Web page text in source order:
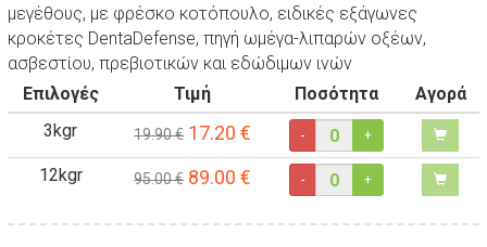
μεγέθους, με φρέσκο κοτόπουλο, ειδικές εξάγωνες
κροκέτες DentaDefense, πηγή ωμέγα-λιπαρών οξέων,
ασβεστίου, πρεβιοτικών και εδώδιμων ινών
Επιλογές
Τιμή Ποσότητα
Αγορά
3kgr
19.90 € 17.20€ - +
12kgr 95.00 € 89.00€ - +